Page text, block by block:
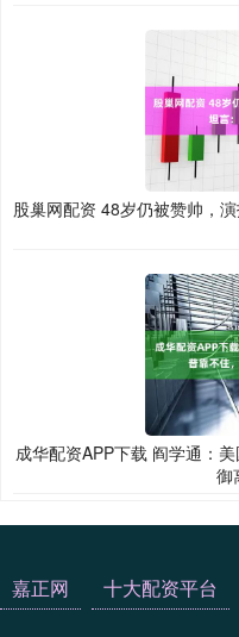
股巢网配资 48岁仍被赞帅，
成华配资APP下载 阎学通：
御
嘉正网 十大配资平台